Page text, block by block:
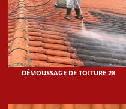
DÉMOUSSAGE DE TOITURE 28